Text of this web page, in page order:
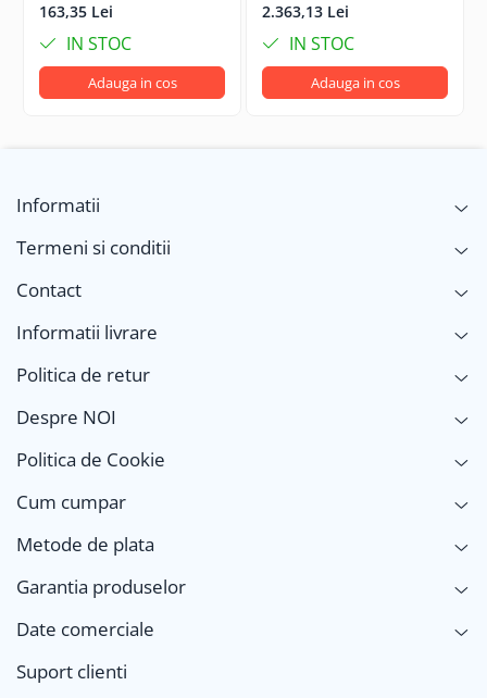
163,35 Lei
IN STOC
Adauga in cos
2.363,13 Lei
IN STOC
Adauga in cos
Informatii
Termeni si conditii
Contact
Informatii livrare
Politica de retur
Despre NOI
Politica de Cookie
Cum cumpar
Metode de plata
Garantia produselor
Date comerciale
Suport clienti